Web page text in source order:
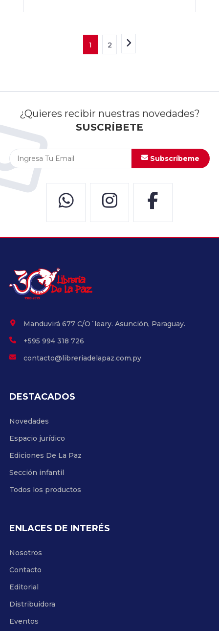
1 2
¿Quieres recibir nuestras novedades?
SUSCRÍBETE
Subscríbeme
Manduvirá 677 C/O´leary. Asunción, Paraguay.
+595 994 318 726
contacto@libreriadelapaz.com.py
DESTACADOS
Novedades
Espacio jurídico
Ediciones De La Paz
Sección infantil
Todos los productos
ENLACES DE INTERÉS
Nosotros
Contacto
Editorial
Distribuidora
Eventos